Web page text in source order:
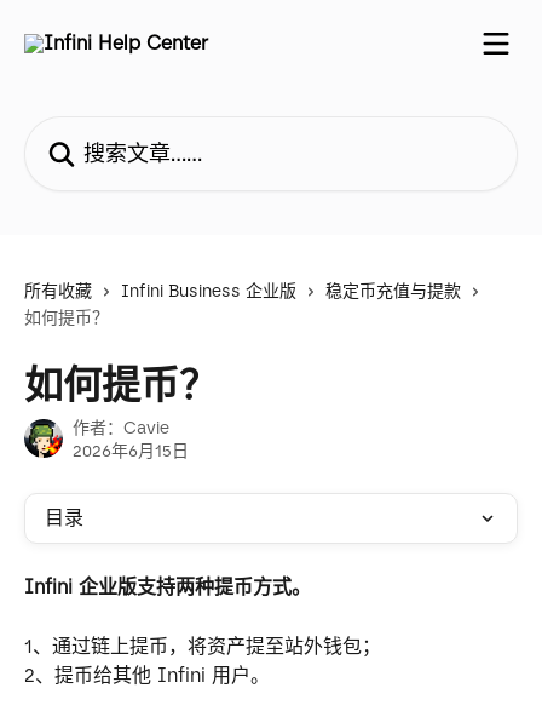
所有收藏 Infini Business 企业版
稳定币充值与提款
如何提币？
如何提币？
作者： Cavie
2026年6月15日
目录
Infini 企业版支持两种提币方式。
1、通过链上提币，将资产提至站外钱包；
2、提币给其他 Infini 用户。